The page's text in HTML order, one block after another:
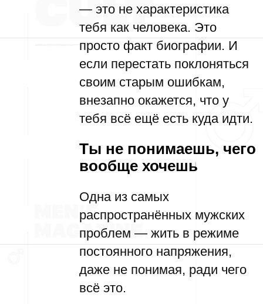
— это не характеристика
тебя как человека. Это
просто факт биографии. И
если перестать поклоняться
своим старым ошибкам,
внезапно окажется, что у
тебя всё ещё есть куда идти.
Ты не понимаешь, чего
вообще хочешь
Одна из самых
распространённых мужских
проблем — жить в режиме
постоянного напряжения,
даже не понимая, ради чего
всё это.